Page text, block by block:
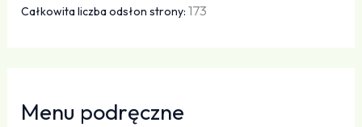
Całkowita liczba odsłon strony:173
Menu podręczne